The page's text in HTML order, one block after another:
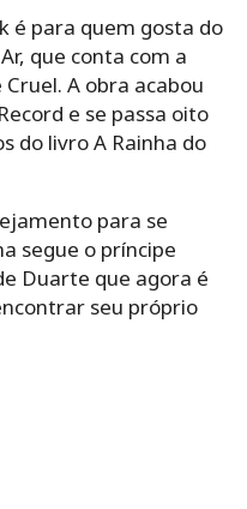
é para quem gosta do
que conta com a
A obra acabou
e se passa oito
do livro A Rainha do
para se
segue o príncipe
Duarte que agora é
seu próprio